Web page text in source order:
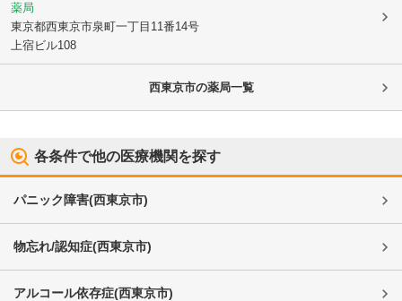
薬局
東京都西東京市泉町一丁目11番14号
上宿ビル108
西東京市の薬局一覧
各条件で他の医療機関を探す
パニック障害(西東京市)
物忘れ/認知症(西東京市)
アルコール依存症(西東京市)